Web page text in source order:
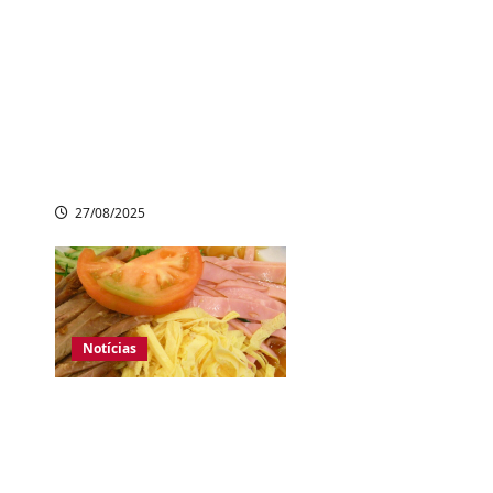
27/08/2025
Notícias